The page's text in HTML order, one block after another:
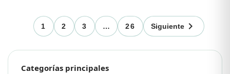
Categorías principales
1 2 3 … 26 Siguiente 